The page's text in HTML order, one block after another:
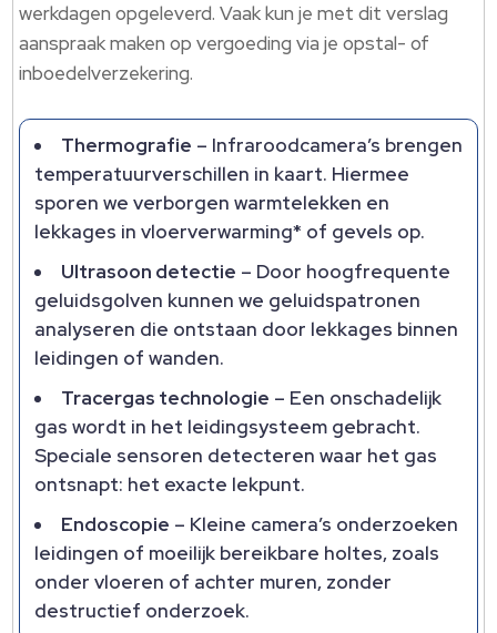
werkdagen opgeleverd. Vaak kun je met dit verslag
aanspraak maken op vergoeding via je opstal- of
inboedelverzekering.
Thermografie – Infraroodcamera’s brengen
temperatuurverschillen in kaart. Hiermee
sporen we verborgen warmtelekken en
lekkages in vloerverwarming* of gevels op.
Ultrasoon detectie – Door hoogfrequente
geluidsgolven kunnen we geluidspatronen
analyseren die ontstaan door lekkages binnen
leidingen of wanden.
Tracergas technologie – Een onschadelijk
gas wordt in het leidingsysteem gebracht.
Speciale sensoren detecteren waar het gas
ontsnapt: het exacte lekpunt.
Endoscopie – Kleine camera’s onderzoeken
leidingen of moeilijk bereikbare holtes, zoals
onder vloeren of achter muren, zonder
destructief onderzoek.